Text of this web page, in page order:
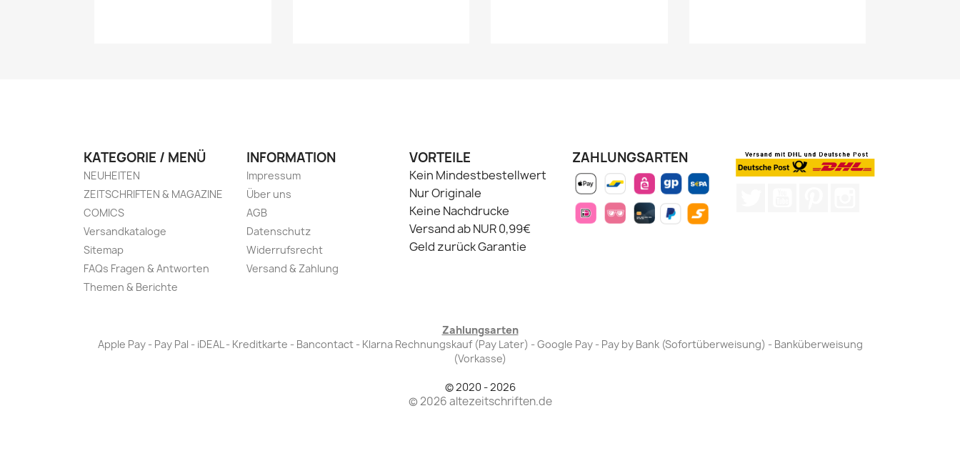
KATEGORIE / MENÜ
NEUHEITEN
ZEITSCHRIFTEN & MAGAZINE
COMICS
Versandkataloge
Sitemap
FAQs Fragen & Antworten
Themen & Berichte
INFORMATION
Impressum
Über uns
AGB
Datenschutz
Widerrufsrecht
Versand & Zahlung
VORTEILE
Kein Mindestbestellwert
Nur Originale
Keine Nachdrucke
Versand ab NUR 0,99€
Geld zurück Garantie
ZAHLUNGSARTEN
Zahlungsarten
Apple Pay - Pay Pal - iDEAL - Kreditkarte - Bancontact - Klarna Rechnungskauf (Pay Later) - Google Pay - Pay by Bank (Sofortüberweisung) - Banküberweisung
(Vorkasse)
© 2020 - 2026
© 2026 altezeitschriften.de